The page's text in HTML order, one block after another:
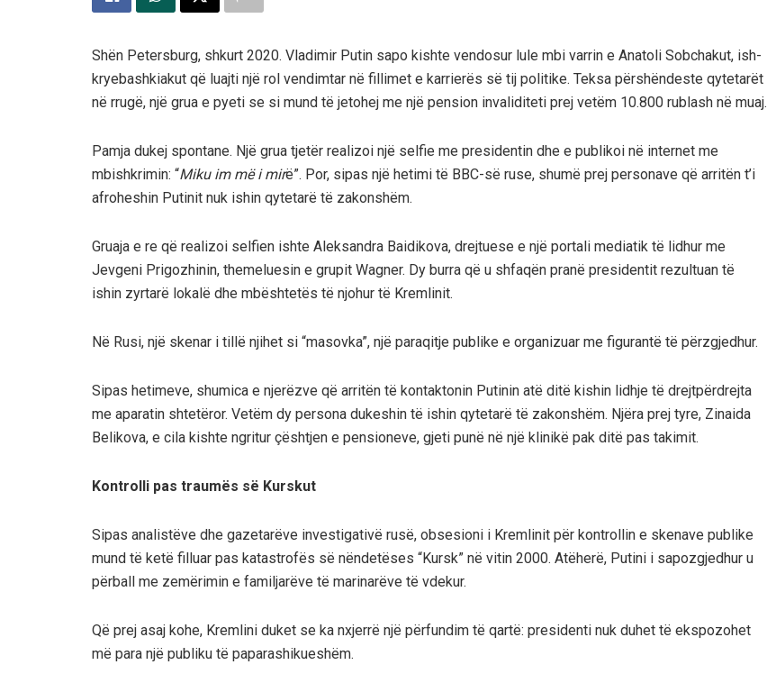
Shën Petersburg, shkurt 2020. Vladimir Putin sapo kishte vendosur lule mbi varrin e Anatoli Sobchakut, ish-
kryebashkiakut që luajti një rol vendimtar në fillimet e karrierës së tij politike. Teksa përshëndeste qytetarët
në rrugë, një grua e pyeti se si mund të jetohej me një pension invaliditeti prej vetëm 10.800 rublash në muaj.
Pamja dukej spontane. Një grua tjetër realizoi një selfie me presidentin dhe e publikoi në internet me
mbishkrimin: “Miku im më i mirë”. Por, sipas një hetimi të BBC-së ruse, shumë prej personave që arritën t’i
afroheshin Putinit nuk ishin qytetarë të zakonshëm.
Gruaja e re që realizoi selfien ishte Aleksandra Baidikova, drejtuese e një portali mediatik të lidhur me
Jevgeni Prigozhinin, themeluesin e grupit Wagner. Dy burra që u shfaqën pranë presidentit rezultuan të
ishin zyrtarë lokalë dhe mbështetës të njohur të Kremlinit.
Në Rusi, një skenar i tillë njihet si “masovka”, një paraqitje publike e organizuar me figurantë të përzgjedhur.
Sipas hetimeve, shumica e njerëzve që arritën të kontaktonin Putinin atë ditë kishin lidhje të drejtpërdrejta
me aparatin shtetëror. Vetëm dy persona dukeshin të ishin qytetarë të zakonshëm. Njëra prej tyre, Zinaida
Belikova, e cila kishte ngritur çështjen e pensioneve, gjeti punë në një klinikë pak ditë pas takimit.
Kontrolli pas traumës së Kurskut
Sipas analistëve dhe gazetarëve investigativë rusë, obsesioni i Kremlinit për kontrollin e skenave publike
mund të ketë filluar pas katastrofës së nëndetëses “Kursk” në vitin 2000. Atëherë, Putini i sapozgjedhur u
përball me zemërimin e familjarëve të marinarëve të vdekur.
Që prej asaj kohe, Kremlini duket se ka nxjerrë një përfundim të qartë: presidenti nuk duhet të ekspozohet
më para një publiku të paparashikueshëm.